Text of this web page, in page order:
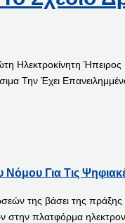
Ήπειρος
Έχει
Για Τις
βάσει της πράξης
στην πλατφόρμα